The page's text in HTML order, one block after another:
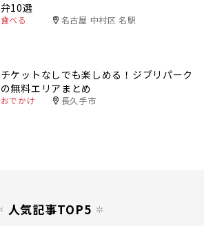
弁10選
食べる 名古屋 中村区 名駅
チケットなしでも楽しめる！ジブリパーク
の無料エリアまとめ
おでかけ 長久手市
人気記事TOP5